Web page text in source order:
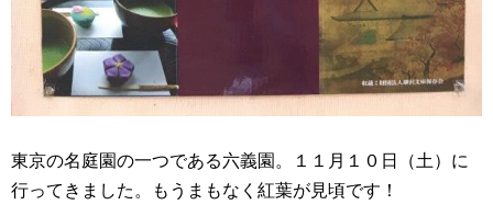
東京の名庭園の一つである六義園。１１月１０日（土）に
行ってきました。もうまもなく紅葉が見頃です！